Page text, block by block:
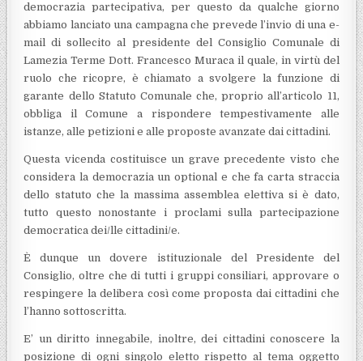
democrazia partecipativa, per questo da qualche giorno
abbiamo lanciato una campagna che prevede l’invio di una e-
mail di sollecito al presidente del Consiglio Comunale di
Lamezia Terme Dott. Francesco Muraca il quale, in virtù del
ruolo che ricopre, è chiamato a svolgere la funzione di
garante dello Statuto Comunale che, proprio all’articolo 11,
obbliga il Comune a rispondere tempestivamente alle
istanze, alle petizioni e alle proposte avanzate dai cittadini.
Questa vicenda costituisce un grave precedente visto che
considera la democrazia un optional e che fa carta straccia
dello statuto che la massima assemblea elettiva si è dato,
tutto questo nonostante i proclami sulla partecipazione
democratica dei/lle cittadini/e.
È dunque un dovere istituzionale del Presidente del
Consiglio, oltre che di tutti i gruppi consiliari, approvare o
respingere la delibera così come proposta dai cittadini che
l’hanno sottoscritta.
E’ un diritto innegabile, inoltre, dei cittadini conoscere la
posizione di ogni singolo eletto rispetto al tema oggetto